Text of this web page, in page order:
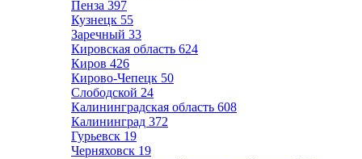
Пенза 397
Кузнецк 55
Заречный 33
Кировская область 624
Киров 426
Кирово-Чепецк 50
Слободской 24
Калининградская область 608
Калининград 372
Гурьевск 19
Черняховск 19